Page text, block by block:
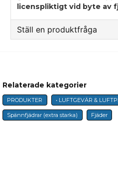
licenspliktigt vid byte av
Ställ en produktfråga
name
Namn
Relaterade kategorier
PRODUKTER • LUFTGEVÄR &
Spännfjädrar (extra starka) Fjäder